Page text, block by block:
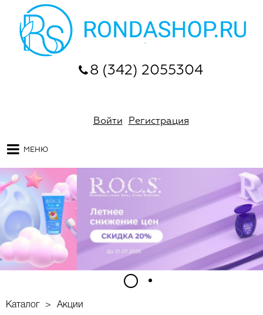
8 (342) 2055304
Войти Регистрация
МЕНЮ
Каталог Акции